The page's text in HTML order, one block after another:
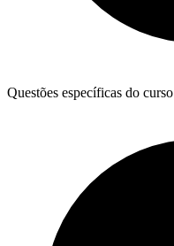
Questões específicas do curso